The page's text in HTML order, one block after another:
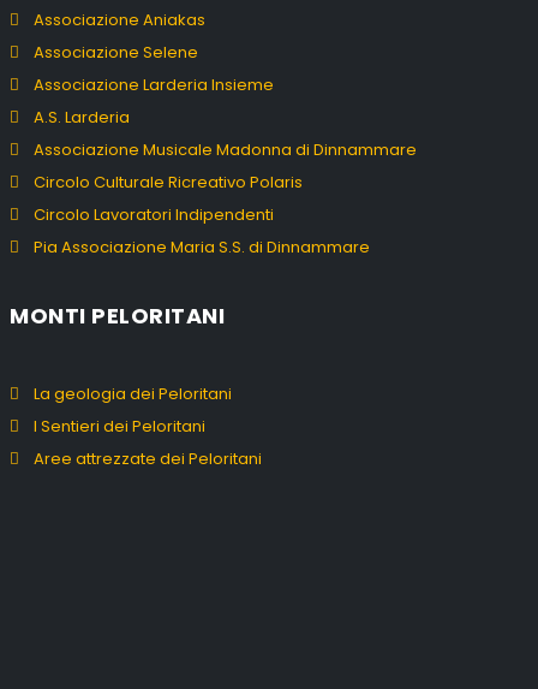
Associazione Aniakas
Associazione Selene
Associazione Larderia Insieme
A.S. Larderia
Associazione Musicale Madonna di Dinnammare
Circolo Culturale Ricreativo Polaris
Circolo Lavoratori Indipendenti
Pia Associazione Maria S.S. di Dinnammare
MONTI PELORITANI
La geologia dei Peloritani
I Sentieri dei Peloritani
Aree attrezzate dei Peloritani